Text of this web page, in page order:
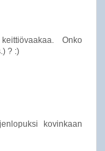
Onko
? :)
kovinkaan